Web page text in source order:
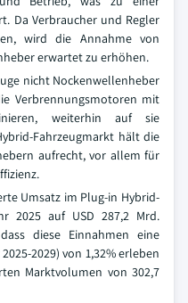
Da Verbraucher und Regler
wird die Annahme von
erwartet zu erhöhen.
nicht Nockenwellenheber
Verbrennungsmotoren mit
weiterhin auf sie
Fahrzeugmarkt hält die
aufrecht, vor allem für
Umsatz im Plug-in Hybrid-
2025 auf USD 287,2 Mrd.
diese Einnahmen eine
2029) von 1,32% erleben
Marktvolumen von 302,7